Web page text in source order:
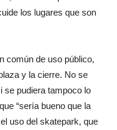
los lugares que son
común de uso público,
y la cierre. No se
se pudiera tampoco lo
“sería bueno que la
uso del skatepark, que